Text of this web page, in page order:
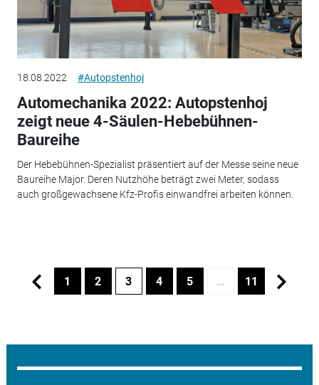
18.08.2022 #Autopstenhoj
Automechanika 2022: Autopstenhoj
zeigt neue 4-Säulen-Hebebühnen-
Baureihe
Der Hebebühnen-Spezialist präsentiert auf der Messe seine neue
Baureihe Major. Deren Nutzhöhe beträgt zwei Meter, sodass
auch großgewachsene Kfz-Profis einwandfrei arbeiten können.
1 2 3 4 5 … 11